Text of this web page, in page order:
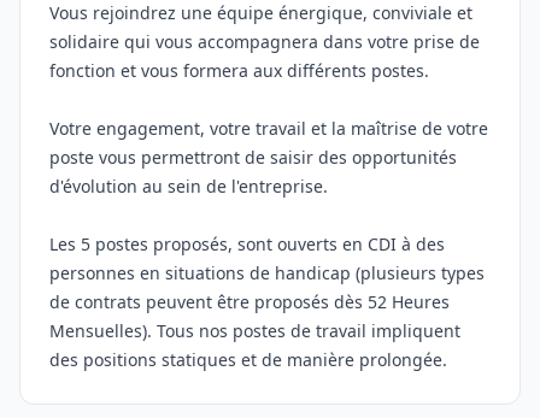
Vous rejoindrez une équipe énergique, conviviale et
solidaire qui vous accompagnera dans votre prise de
fonction et vous formera aux différents postes.
Votre engagement, votre travail et la maîtrise de votre
poste vous permettront de saisir des opportunités
d'évolution au sein de l'entreprise.
Les 5 postes proposés, sont ouverts en CDI à des
personnes en situations de handicap (plusieurs types
de contrats peuvent être proposés dès 52 Heures
Mensuelles). Tous nos postes de travail impliquent
des positions statiques et de manière prolongée.